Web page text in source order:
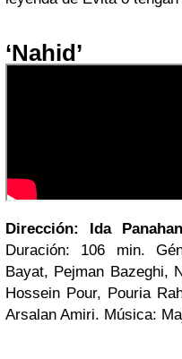
‘Nahid’
Dirección: Ida
Duración: 106 min.
Bayat, Pejman Bazeghi,
Hossein Pour, Pouria
Arsalan Amiri. Música: